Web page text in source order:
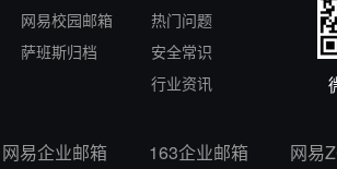
网易校园邮箱
萨班斯归档
热门问题
安全常识
行业资讯
网易企业邮箱 163企业邮箱 网易